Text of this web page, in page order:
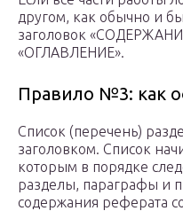
другом, как обычно и
заголовок
«ОГЛАВЛЕНИЕ».
Правило №3: как
Список (перечень)
заголовком. Список
которым в порядке
разделы, параграфы и
содержания реферата